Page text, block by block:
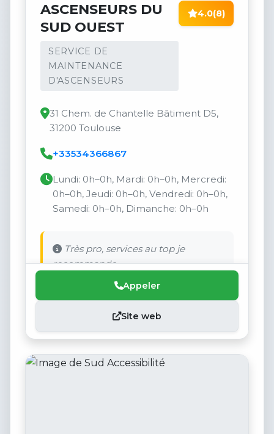
ASCENSEURS DU
SUD OUEST
SERVICE DE
MAINTENANCE
D'ASCENSEURS
4.0(8)
31 Chem. de Chantelle Bâtiment D5,
31200 Toulouse
+33534366867
Lundi: 0h–0h, Mardi: 0h–0h, Mercredi:
0h–0h, Jeudi: 0h–0h, Vendredi: 0h–0h,
Samedi: 0h–0h, Dimanche: 0h–0h
Très pro, services au top je
recommande .
Appeler
Site web